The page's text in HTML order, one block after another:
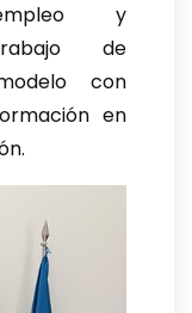
y
de
con
en